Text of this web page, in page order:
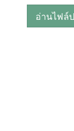
อ่านไฟล์